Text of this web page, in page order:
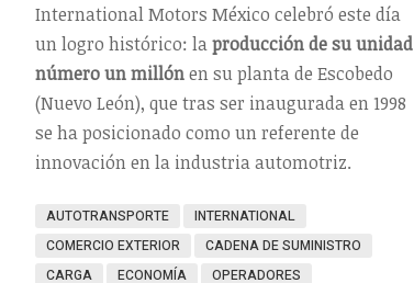
International Motors México celebró este día
un logro histórico: laproducción de su unidad
número un millónen su planta de Escobedo
(Nuevo León), que tras ser inaugurada en 1998
se ha posicionado como un referente de
innovación en la industria automotriz.
AUTOTRANSPORTE
INTERNATIONAL
COMERCIO EXTERIOR
CADENA DE SUMINISTRO
CARGA
ECONOMÍA OPERADORES